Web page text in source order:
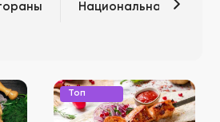
Национальная кухня
Топ